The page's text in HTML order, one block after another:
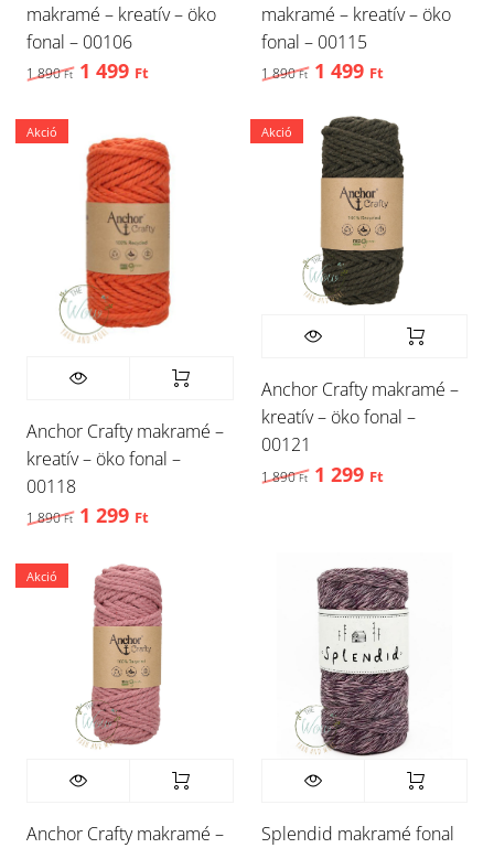
makramé – kreatív – öko
fonal – 00106
1 890Ft Original price was: 1 890 Ft,.
1 499 Ft Current price is: 1 499 Ft,.
makramé – kreatív – öko
fonal – 00115
1 890Ft Original price was: 1
1 499 Ft
Akció
Anchor Crafty makramé –
kreatív – öko fonal –
00118
1 890Ft Original price was: 1 890 Ft,.
1 299 Ft
Akció
Anchor Crafty makramé –
kreatív – öko fonal –
00121
1 890Ft Original price was: 1
1 299 Ft
Akció
Anchor Crafty makramé –
Splendid makramé fonal